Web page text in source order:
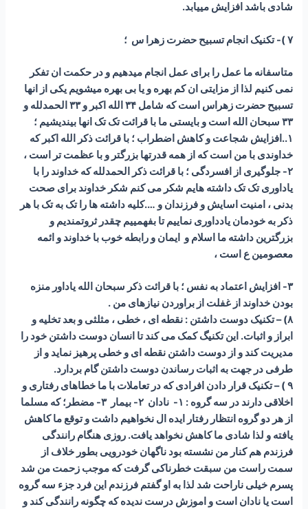
شادی باشد افزایش مییابد.
۷ )- تکنیک انجام تسبیح حضرت زهرا س ؛
متاسفانه ما عمل را برای عمل انجام میدهیم و در حکمت ان تفکر
نمی کنیم لذا از مزایتی ان کم بهره و یا بی بهره میشویم یکی از انها
تسبیح حضرت زهراس است که شامل ۳۴ الله اکبر و ۳۳ الحمدلله و
۳۳ سبحان الله است و بایستی ما با قرائت تک تک انها بیندیشیم ؛
۱..افزایش شجاعت و کاهش اضطراب ؛ با قرائت ذکر الله اکبر که
خداوندی با من است که از همه قدرتها بزرگتر و با عظمت تر است ،
۲- جلوگیری از افسردگی ؛ با قرائت ذکر الحمدلله که خداوند را با
یاداوری تک تک داشته هایم شکر می کنم شکر خداوند برای صحت
بدنی ، امنیت اسایش و فرزندان و ….کلیه داشته ها را تک به تک با هر
ذکر به خودمان یادداوری نماییم تا بفهمییم چقدر ثروتمندیم و
بزرگترین داشته ما اسلام و ایمان و رابطه خوب با خداوند و ائمه
معصومین ع است ،
۳- افزایش اعتماد به نفس ؛ با قرائت ذکر سبحان الله یاداور منزه
بودن خداوند از غفلت از براوردن نیازهای من .
۸) – تکنیک دوست داشتن : نقطه ای ، خطی ، مثلثی و بعد تخلیه و
ابراز و اثبات. این تکنیگ کمک می کند تا انسان دوست داشتن خود را
مدیریت کند و از دوست داشتن نقطه ای و خطی پرهیز نماید و از
طرفی در جهت به اثبات رساندن دوست داشتن گام بردارد.
۹ ) – تکنیک قرار دادن افرادی که در تعاملات با ما خطاهای رفتاری و
اخلاقی دارند در سه گروه : ۱- نادان ۲- بیمار ۳- مضطر؛ که مسلما
از هر دو گروه انتظار رفتار ایده ال نخواهیم داشت و توقع ما کاهش
یافته و لذا شادی ما کاهش نخواهد یافت. روزی هنگام رانندگی
فرزندم هم کنار من نشسته بود ناگهان خودرویی بطور خلاف از
سمت راست من سبقت خطرناکی گرفت که موجب زحمت من شد
پسرم خیلی ناراحت شد لذا به او گفتم فرزندم این فرد جزء سه گروه
است یا نادان است و اموزش درست ندیده که چگونه رانندگی کند و